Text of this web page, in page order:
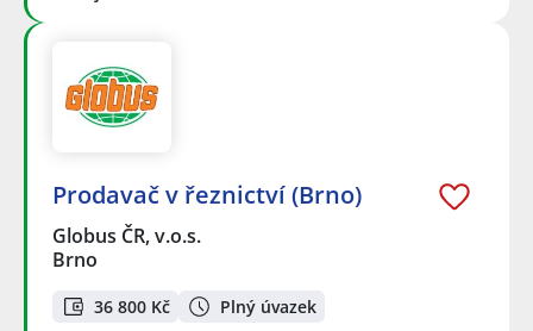
Prodavač v řeznictví (Brno)
Globus ČR, v.o.s.
Brno
36 800 Kč Plný úvazek